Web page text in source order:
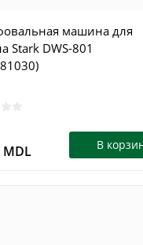
машина для
Stark DWS-801
MDL В